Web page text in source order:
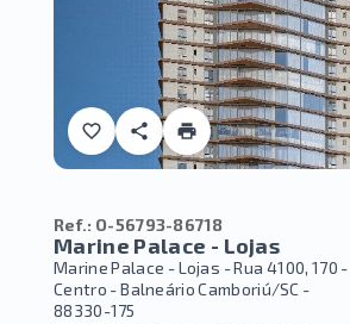
Ref.: O-56793-86718
Marine Palace - Lojas
Marine Palace - Lojas -Rua 4100, 170 -
Centro - Balneário Camboriú/SC -
88330-175